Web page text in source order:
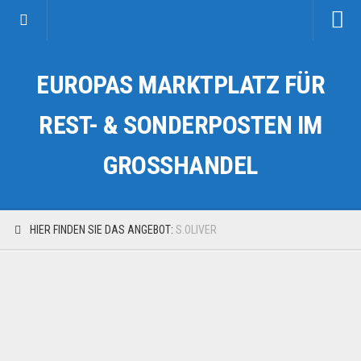
Kategorien
Auto & Motorrad
Fahrzeuge & Transport
EUROPAS MARKTPLATZ FÜR
REST- & SONDERPOSTEN IM
GROSSHANDEL
HIER FINDEN SIE DAS ANGEBOT: S.OLIVER